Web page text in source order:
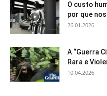
O custo
por que
26.01.2026
A “Guerra
Rara e
10.04.2026